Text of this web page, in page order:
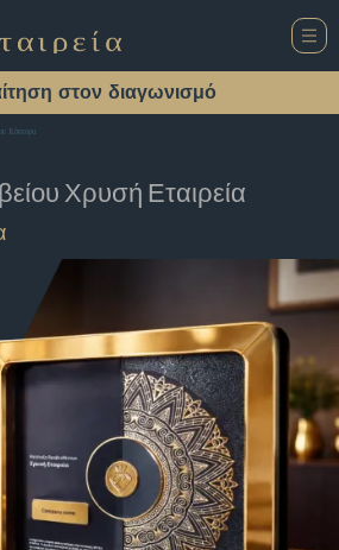
στον διαγωνισμό
Κόκκορα
Χρυσή Εταιρεία